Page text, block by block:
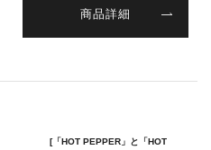
商品詳細
[「HOT PEPPER」と「HOT